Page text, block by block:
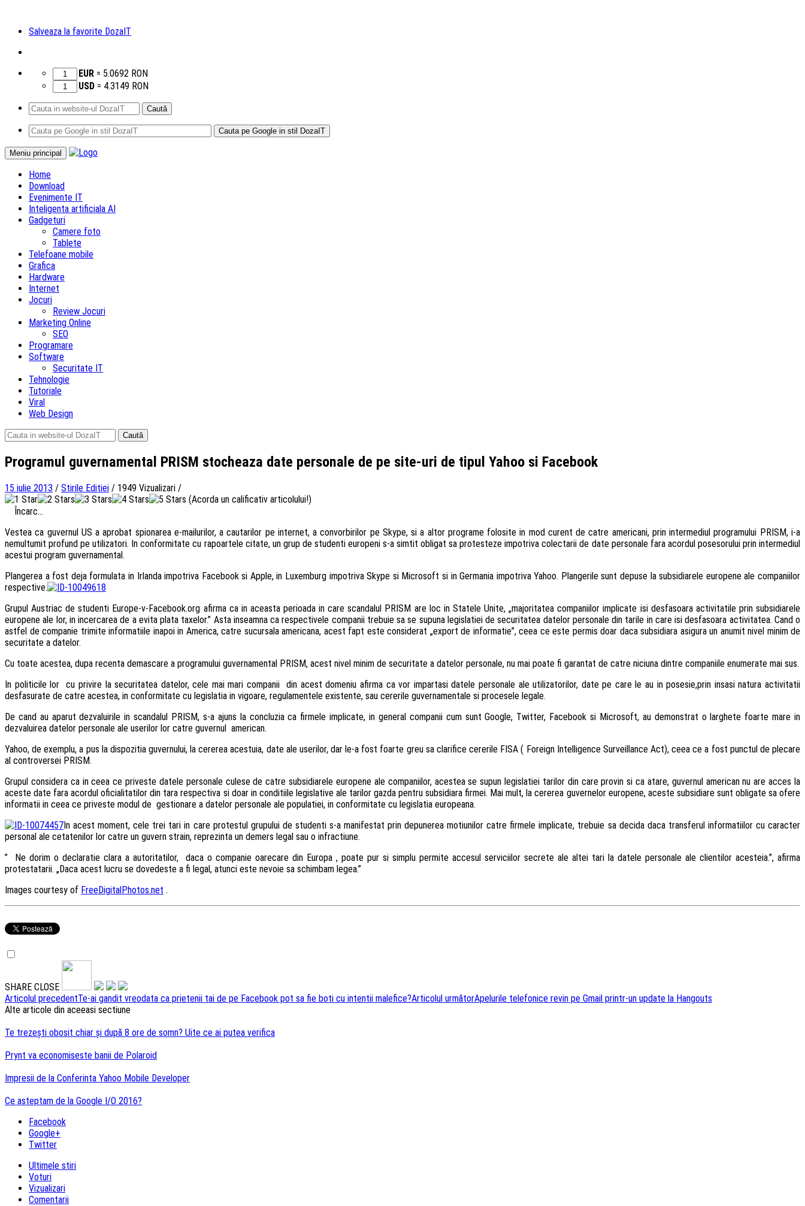
Salveaza la favorite DozaIT
EUR = 5.0692 RON
USD = 4.3149 RON
Caută
după:
Meniu principal
Sari
Home
Download
Evenimente IT
Inteligenta artificiala AI
Gadgeturi
Camere foto
Tablete
Telefoane mobile
Grafica
Hardware
Internet
Jocuri
Review Jocuri
Marketing Online
SEO
Programare
Software
Securitate IT
Tehnologie
Tutoriale
Viral
Web Design
Caută
după:
Programul guvernamental PRISM stocheaza date personale de pe site-uri de tipul Yahoo si Facebook
15 iulie 2013 / Stirile Editiei / 1949 Vizualizari /
(Acorda un calificativ articolului!)
Încarc...
Vestea ca guvernul US a aprobat spionarea e-mailurilor, a cautarilor pe internet, a convorbirilor pe Skype, si a altor programe folosite in mod curent de catre americani, prin intermediul programului PRISM, i-a
nemultumit profund pe utilizatori. In conformitate cu rapoartele citate, un grup de studenti europeni s-a simtit obligat sa protesteze impotriva colectarii de date personale fara acordul posesorului prin intermediul
acestui program guvernamental.
Plangerea a fost deja formulata in Irlanda impotriva Facebook si Apple, in Luxemburg impotriva Skype si Microsoft si in Germania impotriva Yahoo. Plangerile sunt depuse la subsidiarele europene ale companiilor
respective.
Grupul Austriac de studenti Europe-v-Facebook.org afirma ca in aceasta perioada in care scandalul PRISM are loc in Statele Unite, „majoritatea companiilor implicate isi desfasoara activitatile prin subsidiarele
europene ale lor, in incercarea de a evita plata taxelor.” Asta inseamna ca respectivele companii trebuie sa se supuna legislatiei de securitatea datelor personale din tarile in care isi desfasoara activitatea. Cand o
astfel de companie trimite informatiile inapoi in America, catre sucursala americana, acest fapt este considerat „export de informatie”, ceea ce este permis doar daca subsidiara asigura un anumit nivel minim de
securitate a datelor.
Cu toate acestea, dupa recenta demascare a programului guvernamental PRISM, acest nivel minim de securitate a datelor personale, nu mai poate fi garantat de catre niciuna dintre companiile enumerate mai sus.
In politicile lor cu privire la securitatea datelor, cele mai mari companii din acest domeniu afirma ca vor impartasi datele personale ale utilizatorilor, date pe care le au in posesie,prin insasi natura activitatii
desfasurate de catre acestea, in conformitate cu legislatia in vigoare, regulamentele existente, sau cererile guvernamentale si procesele legale.
De cand au aparut dezvaluirile in scandalul PRISM, s-a ajuns la concluzia ca firmele implicate, in general companii cum sunt Google, Twitter, Facebook si Microsoft, au demonstrat o larghete foarte mare in
dezvaluirea datelor personale ale userilor lor catre guvernul american.
Yahoo, de exemplu, a pus la dispozitia guvernului, la cererea acestuia, date ale userilor, dar le-a fost foarte greu sa clarifice cererile FISA ( Foreign Intelligence Surveillance Act), ceea ce a fost punctul de plecare
al controversei PRISM.
Grupul considera ca in ceea ce priveste datele personale culese de catre subsidiarele europene ale companiilor, acestea se supun legislatiei tarilor din care provin si ca atare, guvernul american nu are acces la
aceste date fara acordul oficialitatilor din tara respectiva si doar in conditiile legislative ale tarilor gazda pentru subsidiara firmei. Mai mult, la cererea guvernelor europene, aceste subsidiare sunt obligate sa ofere
informatii in ceea ce priveste modul de gestionare a datelor personale ale populatiei, in conformitate cu legislatia europeana.
In acest moment, cele trei tari in care protestul grupului de studenti s-a manifestat prin depunerea motiunilor catre firmele implicate, trebuie sa decida daca transferul informatiilor cu caracter
personal ale cetatenilor lor catre un guvern strain, reprezinta un demers legal sau o infractiune.
” Ne dorim o declaratie clara a autoritatilor, daca o companie oarecare din Europa , poate pur si simplu permite accesul serviciilor secrete ale altei tari la datele personale ale clientilor acesteia.”, afirma
protestatarii. „Daca acest lucru se dovedeste a fi legal, atunci este nevoie sa schimbam legea.”
Images courtesy of FreeDigitalPhotos.net .
SHARE CLOSE
Navigare
articole
Articolul precedentTe-ai gandit vreodata ca prietenii tai de pe Facebook pot sa fie boti cu intentii malefice?Articolul următorApelurile telefonice revin pe Gmail printr-un update la Hangouts
Alte articole din aceeasi sectiune
Te trezești obosit chiar și după 8 ore de somn? Uite ce ai putea verifica
Prynt va economiseste banii de Polaroid
Impresii de la Conferinta Yahoo Mobile Developer
Ce asteptam de la Google I/O 2016?
Facebook
Google+
Twitter
Ultimele stiri
Voturi
Vizualizari
Comentarii